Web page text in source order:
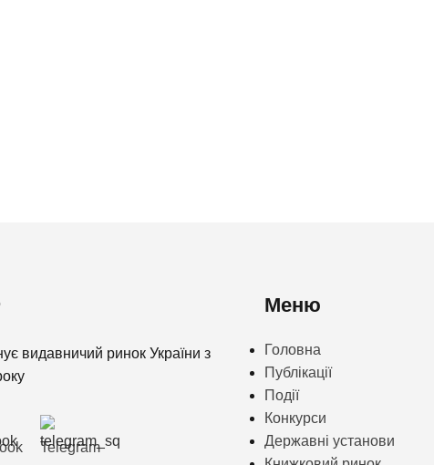
видавничий ринок України з
Telegram
Меню
Головна
Публікації
Події
Конкурси
Державні установи